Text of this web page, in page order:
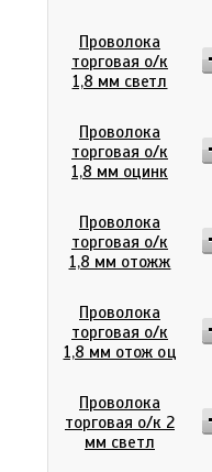
Проволока
торговая о/к
1,8 мм светл
Проволока
торговая о/к
1,8 мм оцинк
Проволока
торговая о/к
1,8 мм отожж
Проволока
торговая о/к
1,8 мм отож оц
Проволока
торговая о/к 2
мм светл